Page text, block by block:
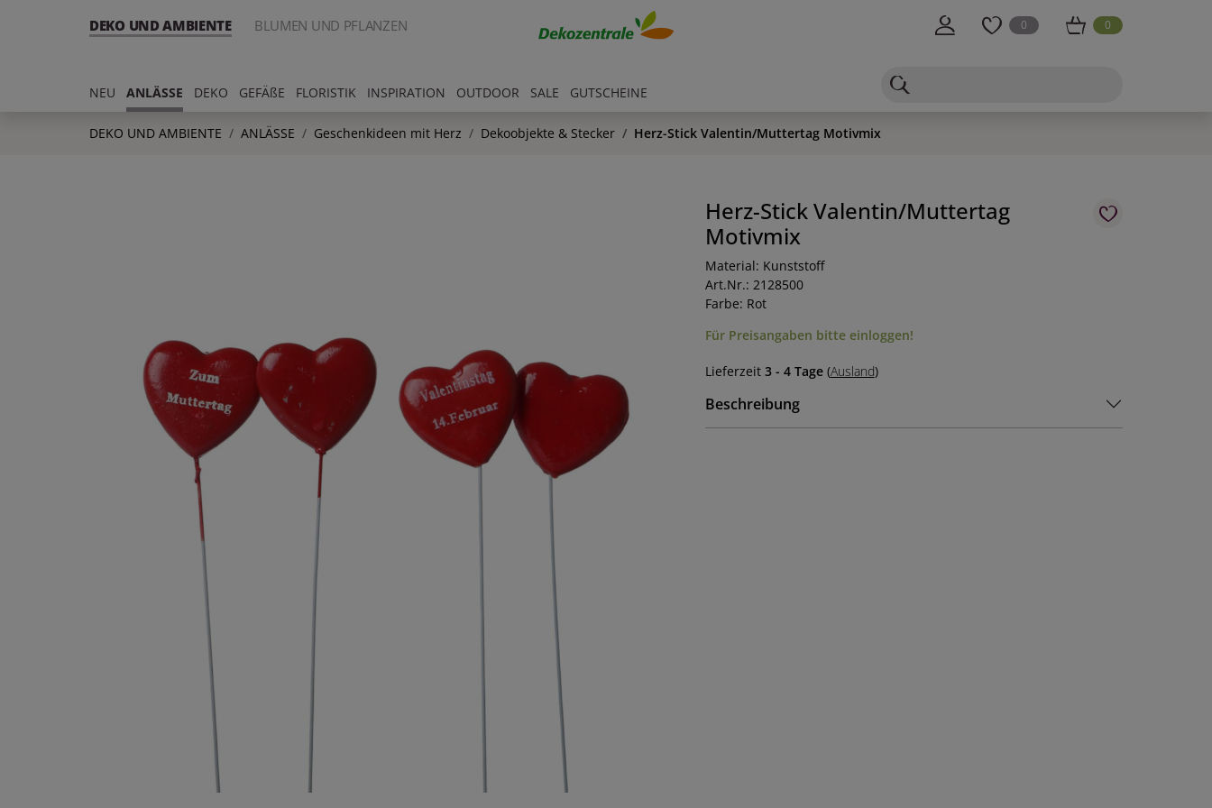
DEKO UND AMBIENTE BLUMEN UND PFLANZEN 0 0
NEU ANLÄSSE DEKO GEFÄßE FLORISTIK INSPIRATION OUTDOOR SALE GUTSCHEINE
DEKO UND AMBIENTE ANLÄSSE Geschenkideen mit Herz Dekoobjekte & Stecker Herz-Stick Valentin/Muttertag Motivmix
Herz-Stick Valentin/Muttertag
Motivmix
Material: Kunststoff
Art.Nr.: 2128500
Farbe: Rot
Für Preisangaben bitte einloggen!
Lieferzeit 3 - 4 Tage(Ausland)
Beschreibung